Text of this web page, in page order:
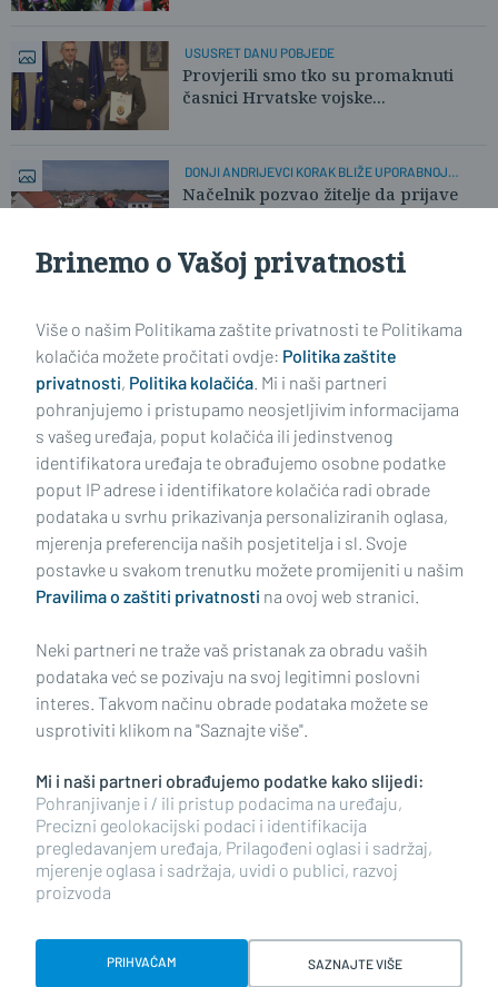
USUSRET DANU POBJEDE
Provjerili smo tko su promaknuti
časnici Hrvatske vojske...
DONJI ANDRIJEVCI KORAK BLIŽE UPORABNOJ
DOZVOLI
Načelnik pozvao žitelje da prijave
Impressum Uvjeti korištenja Politika privatnosti
Politika kolačića Kontakt Pritužbe Suradnici
Oglašavanje
RUBRIKE
BRODSKO-POSAVSKA ŽUPANIJA
POŽEŠKO-SLAVONSKA ŽUPANIJA
Brinemo o Vašoj privatnosti
Više o našim Politikama zaštite privatnosti te Politikama
kolačića možete pročitati ovdje: Politika zaštite
privatnosti, Politika kolačića. Mi i naši partneri
pohranjujemo i pristupamo neosjetljivim informacijama
s vašeg uređaja, poput kolačića ili jedinstvenog
identifikatora uređaja te obrađujemo osobne podatke
poput IP adrese i identifikatore kolačića radi obrade
podataka u svrhu prikazivanja personaliziranih oglasa,
mjerenja preferencija naših posjetitelja i sl. Svoje
postavke u svakom trenutku možete promijeniti u našim
Pravilima o zaštiti privatnosti na ovoj web stranici.
Neki partneri ne traže vaš pristanak za obradu vaših
podataka već se pozivaju na svoj legitimni poslovni
interes. Takvom načinu obrade podataka možete se
usprotiviti klikom na "Saznajte više".
Mi i naši partneri obrađujemo podatke kako slijedi:
Pohranjivanje i / ili pristup podacima na uređaju,
Precizni geolokacijski podaci i identifikacija
pregledavanjem uređaja, Prilagođeni oglasi i sadržaj,
mjerenje oglasa i sadržaja, uvidi o publici, razvoj
proizvoda
PRIHVAĆAM SAZNAJTE VIŠE